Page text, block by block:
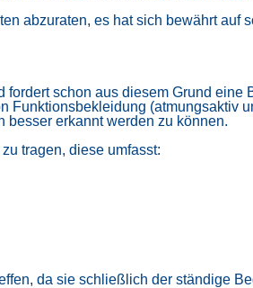
abzuraten, es hat sich bewährt
schon aus diesem Grund eine
Funktionsbekleidung (atmungsaktiv
besser erkannt werden zu können.
tragen, diese umfasst:
da sie schließlich der ständige